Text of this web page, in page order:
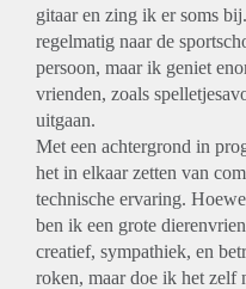
gitaar en zing ik er soms
regelmatig naar de
persoon, maar ik geniet
vrienden, zoals
uitgaan.
Met een achtergrond in
het in elkaar zetten van
technische ervaring.
ben ik een grote
creatief, sympathiek, en
roken, maar doe ik het zelf